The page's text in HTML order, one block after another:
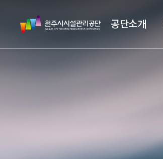
원
주
시
관
단
공단소개